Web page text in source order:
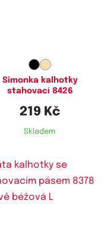
Simonka kalhotky
stahovací 8426
219 Kč
Skladem